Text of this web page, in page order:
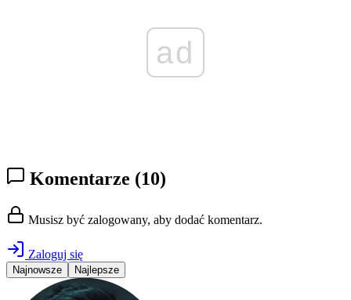
ad
Komentarze (10)
Musisz być zalogowany, aby dodać komentarz.
Zaloguj się
Najnowsze Najlepsze